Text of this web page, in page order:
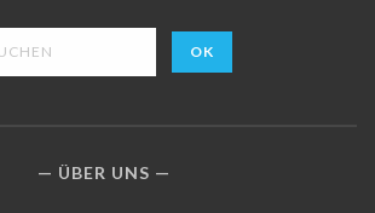
ÜBER UNS